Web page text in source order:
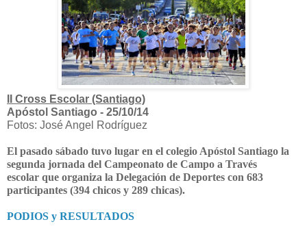
II Cross Escolar (Santiago)
Apóstol Santiago - 25/10/14
Fotos: José Angel Rodríguez
El pasado sábado tuvo lugar en el colegio Apóstol Santiago la
segunda jornada del Campeonato de Campo a Través
escolar que organiza la Delegación de Deportes con 683
participantes (394 chicos y 289 chicas).
PODIOS y RESULTADOS